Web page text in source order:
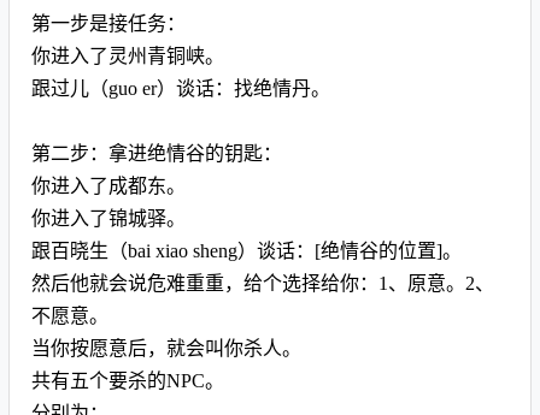
第一步是接任务：
你进入了灵州青铜峡。
跟过儿（guo er）谈话：找绝情丹。
第二步：拿进绝情谷的钥匙：
你进入了成都东。
你进入了锦城驿。
跟百晓生（bai xiao sheng）谈话：[绝情谷的位置]。
然后他就会说危难重重，给个选择给你：1、原意。2、
不愿意。
当你按愿意后，就会叫你杀人。
共有五个要杀的NPC。